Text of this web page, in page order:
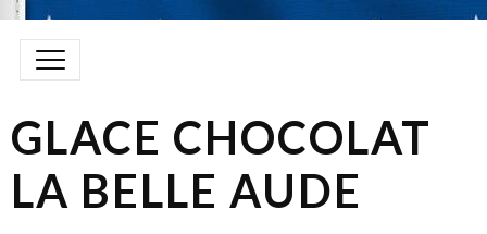
GLACE CHOCOLAT
LA BELLE AUDE